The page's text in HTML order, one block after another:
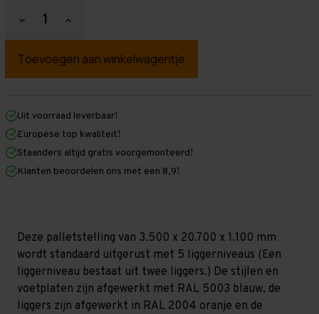
Hoeveelheid
verlagen
Palletstelling
mm
mm
x
1.100
mm
-
-
T80
Hoeveelheid
verhogen
Palletstelling
mm
mm
1.100
mm
(HxLxD)
-
T80
Uit voorraad leverbaar!
Europese top kwaliteit!
Staanders altijd gratis voorgemonteerd!
Klanten beoordelen ons met een 8,9!
Deze palletstelling van 3.500 x 20.700 x 1.100 mm
wordt standaard uitgerust met 5 liggerniveaus (Een
liggerniveau bestaat uit twee liggers.) De stijlen en
voetplaten zijn afgewerkt met RAL 5003 blauw, de
liggers zijn afgewerkt in RAL 2004 oranje en de